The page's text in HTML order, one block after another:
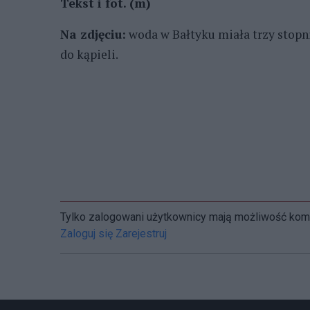
Na zdjęciu: woda w Bałtyku miała trzy
do kąpieli.
Tylko zalogowani użytkownicy mają możliwość
Zaloguj się Zarejestruj